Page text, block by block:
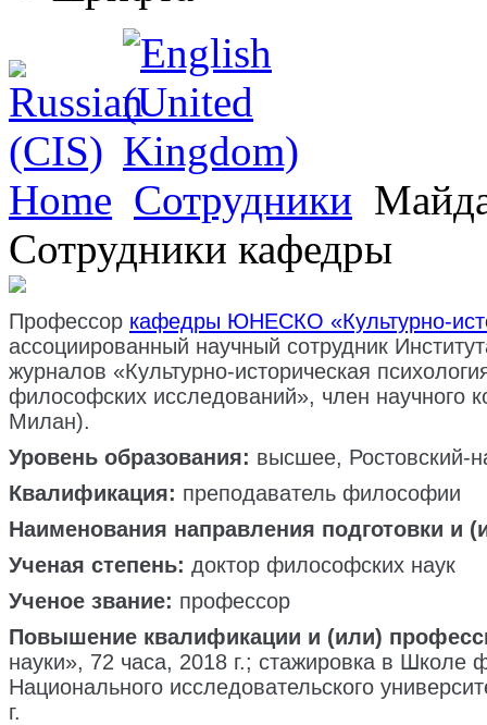
Home Сотрудники
Сотрудники кафедры
Профессор кафедры ЮНЕСКО «Культурно-
ассоциированный научный сотрудник
журналов «Культурно-историческая
философских исследований», член научного
Милан).
Уровень образования: высшее, Ростовский-
Квалификация: преподаватель философии
Наименования направления подготовки и
Ученая степень: доктор философских наук
Ученое звание: профессор
Повышение квалификации и (или)
науки», 72 часа, 2018 г.; стажировка в Школе
Национального исследовательского
г.